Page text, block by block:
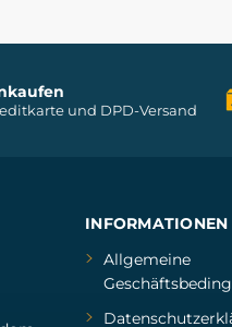
und DPD-Versand
INFORMATIONEN
Allgemeine